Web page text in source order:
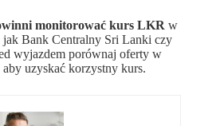
monitorować kurs LKR w
jak Bank Centralny Sri Lanki czy
wyjazdem porównaj oferty w
uzyskać korzystny kurs.